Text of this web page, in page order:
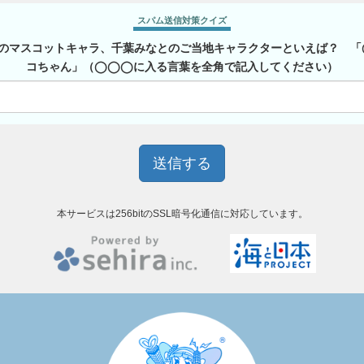
スパム送信対策クイズ
マスコットキャラ、千葉みなとのご当地キャラクターといえば
コちゃん」（◯◯◯に入る言葉を全角で記入してください）
本サービスは256bitのSSL暗号化通信に対応しています。